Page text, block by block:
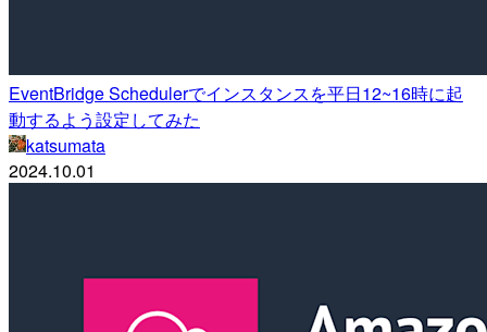
EventBridge Schedulerでインスタンスを平日12~16時に起
動するよう設定してみた
katsumata
2024.10.01